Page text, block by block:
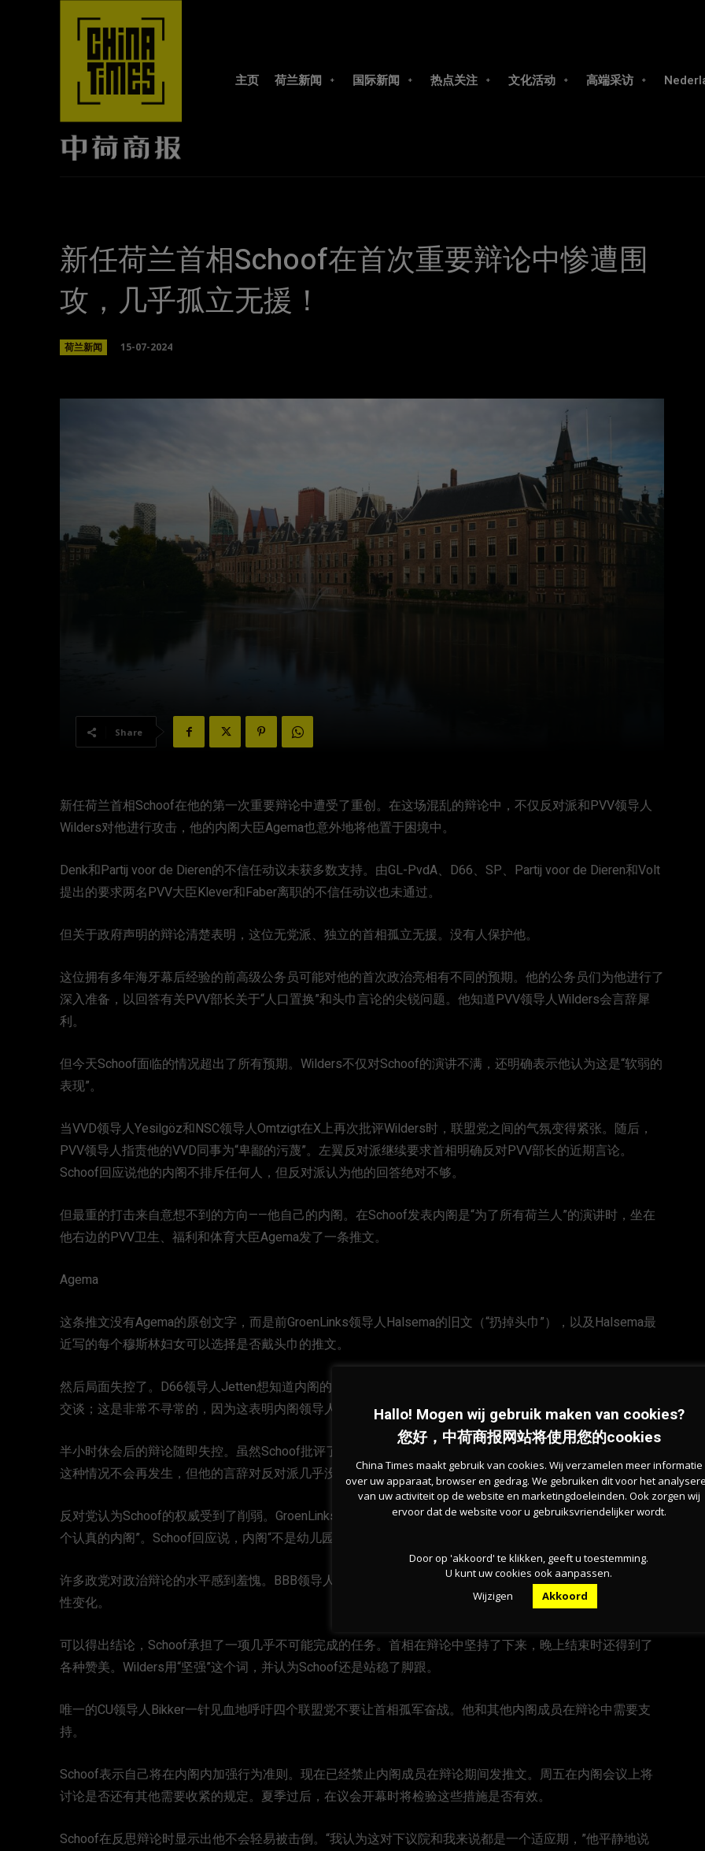
主页 荷兰新闻 国际新闻 热点关注 文化活动 高端采访
新任荷兰首相Schoof在首次重要辩论中惨遭围
攻，几乎孤立无援！
荷兰新闻 15-07-2024
Share
新任荷兰首相Schoof在他的第一次重要辩论中遭受了重创。在这场混乱的辩论中，不仅反对派和PVV领导人
Wilders对他进行攻击，他的内阁大臣Agema也意外地将他置于困境中。
Denk和Partij voor de Dieren的不信任动议未获多数支持。由GL-PvdA、D66、SP、Partij voor de Dieren和Volt
提出的要求两名PVV大臣Klever和Faber离职的不信任动议也未通过。
但关于政府声明的辩论清楚表明，这位无党派、独立的首相孤立无援。没有人保护他。
这位拥有多年海牙幕后经验的前高级公务员可能对他的首次政治亮相有不同的预期。他的公务员们为他进行了
深入准备，以回答有关PVV部长关于“人口置换”和头巾言论的尖锐问题。他知道PVV领导人Wilders会言辞犀
利。
但今天Schoof面临的情况超出了所有预期。Wilders不仅对Schoof的演讲不满，还明确表示他认为这是“软弱的
表现”。
当VVD领导人Yesilgöz和NSC领导人Omtzigt在X上再次批评Wilders时，联盟党之间的气氛变得紧张。随后，
PVV领导人指责他的VVD同事为“卑鄙的污蔑”。左翼反对派继续要求首相明确反对PVV部长的近期言论。
Schoof回应说他的内阁不排斥任何人，但反对派认为他的回答绝对不够。
但最重的打击来自意想不到的方向——他自己的内阁。在Schoof发表内阁是“为了所有荷兰人”的演讲时，坐在
他右边的PVV卫生、福利和体育大臣Agema发了一条推文。
Agema
这条推文没有Agema的原创文字，而是前GroenLinks领导人Halsema的旧文（“扔掉头巾”），以及Halsema最
近写的每个穆斯林妇女可以选择是否戴头巾的推文。
然后局面失控了。D66领导人Jetten想知道内阁的确切立场。Schoof一时失去控制，随后他暂停会议与Agema
交谈；这是非常不寻常的，因为这表明内阁领导人当时无所适从。
半小时休会后的辩论随即失控。虽然Schoof批评了Agema，表示内阁大臣绝不应在辩论期间发推文，并承诺
这种情况不会再发生，但他的言辞对反对派几乎没有影响。
反对党认为Schoof的权威受到了削弱。GroenLinks-PvdA的Timmermans得出结论：“这是一场闹剧，而不是一
个认真的内阁”。Schoof回应说，内阁“不是幼儿园”。
许多政党对政治辩论的水平感到羞愧。BBB领导人Van der Plas呼吁结束“骚扰”和“滑稽表演”，但并未出现实质
性变化。
可以得出结论，Schoof承担了一项几乎不可能完成的任务。首相在辩论中坚持了下来，晚上结束时还得到了
各种赞美。Wilders用“坚强”这个词，并认为Schoof还是站稳了脚跟。
唯一的CU领导人Bikker一针见血地呼吁四个联盟党不要让首相孤军奋战。他和其他内阁成员在辩论中需要支
持。
Schoof表示自己将在内阁内加强行为准则。现在已经禁止内阁成员在辩论期间发推文。周五在内阁会议上将
讨论是否还有其他需要收紧的规定。夏季过后，在议会开幕时将检验这些措施是否有效。
Schoof在反思辩论时显示出他不会轻易被击倒。“我认为这对下议院和我来说都是一个适应期，”他平静地说
Hallo! Mogen wij gebruik maken van cookies?
您好，中荷商报网站将使用您的cookies
China Times maakt gebruik van cookies. Wij verzamelen meer informatie
over uw apparaat, browser en gedrag. We gebruiken dit voor het
van uw activiteit op de website en marketingdoeleinden. Ook zorgen wij
ervoor dat de website voor u gebruiksvriendelijker wordt.
Door op 'akkoord' te klikken, geeft u toestemming.
U kunt uw cookies ook aanpassen.
Wijzigen
Akkoord